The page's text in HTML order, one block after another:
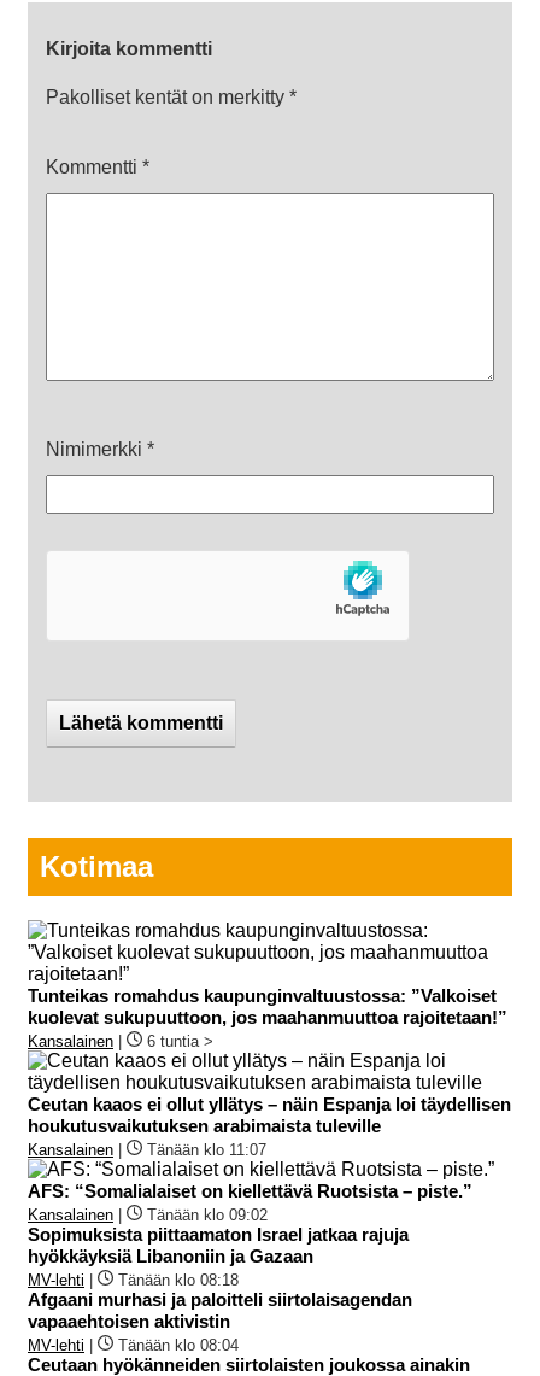
Kirjoita kommentti
Pakolliset kentät on merkitty *
Kommentti *
Nimimerkki *
Kotimaa
Tunteikas romahdus kaupunginvaltuustossa: ”Valkoiset
kuolevat sukupuuttoon, jos maahanmuuttoa rajoitetaan!”
Kansalainen | 6 tuntia >
Ceutan kaaos ei ollut yllätys – näin Espanja loi täydellisen
houkutusvaikutuksen arabimaista tuleville
Kansalainen | Tänään klo 11:07
AFS: “Somalialaiset on kiellettävä Ruotsista – piste.”
Kansalainen | Tänään klo 09:02
Sopimuksista piittaamaton Israel jatkaa rajuja
hyökkäyksiä Libanoniin ja Gazaan
MV-lehti | Tänään klo 08:18
Afgaani murhasi ja paloitteli siirtolaisagendan
vapaaehtoisen aktivistin
MV-lehti | Tänään klo 08:04
Ceutaan hyökänneiden siirtolaisten joukossa ainakin